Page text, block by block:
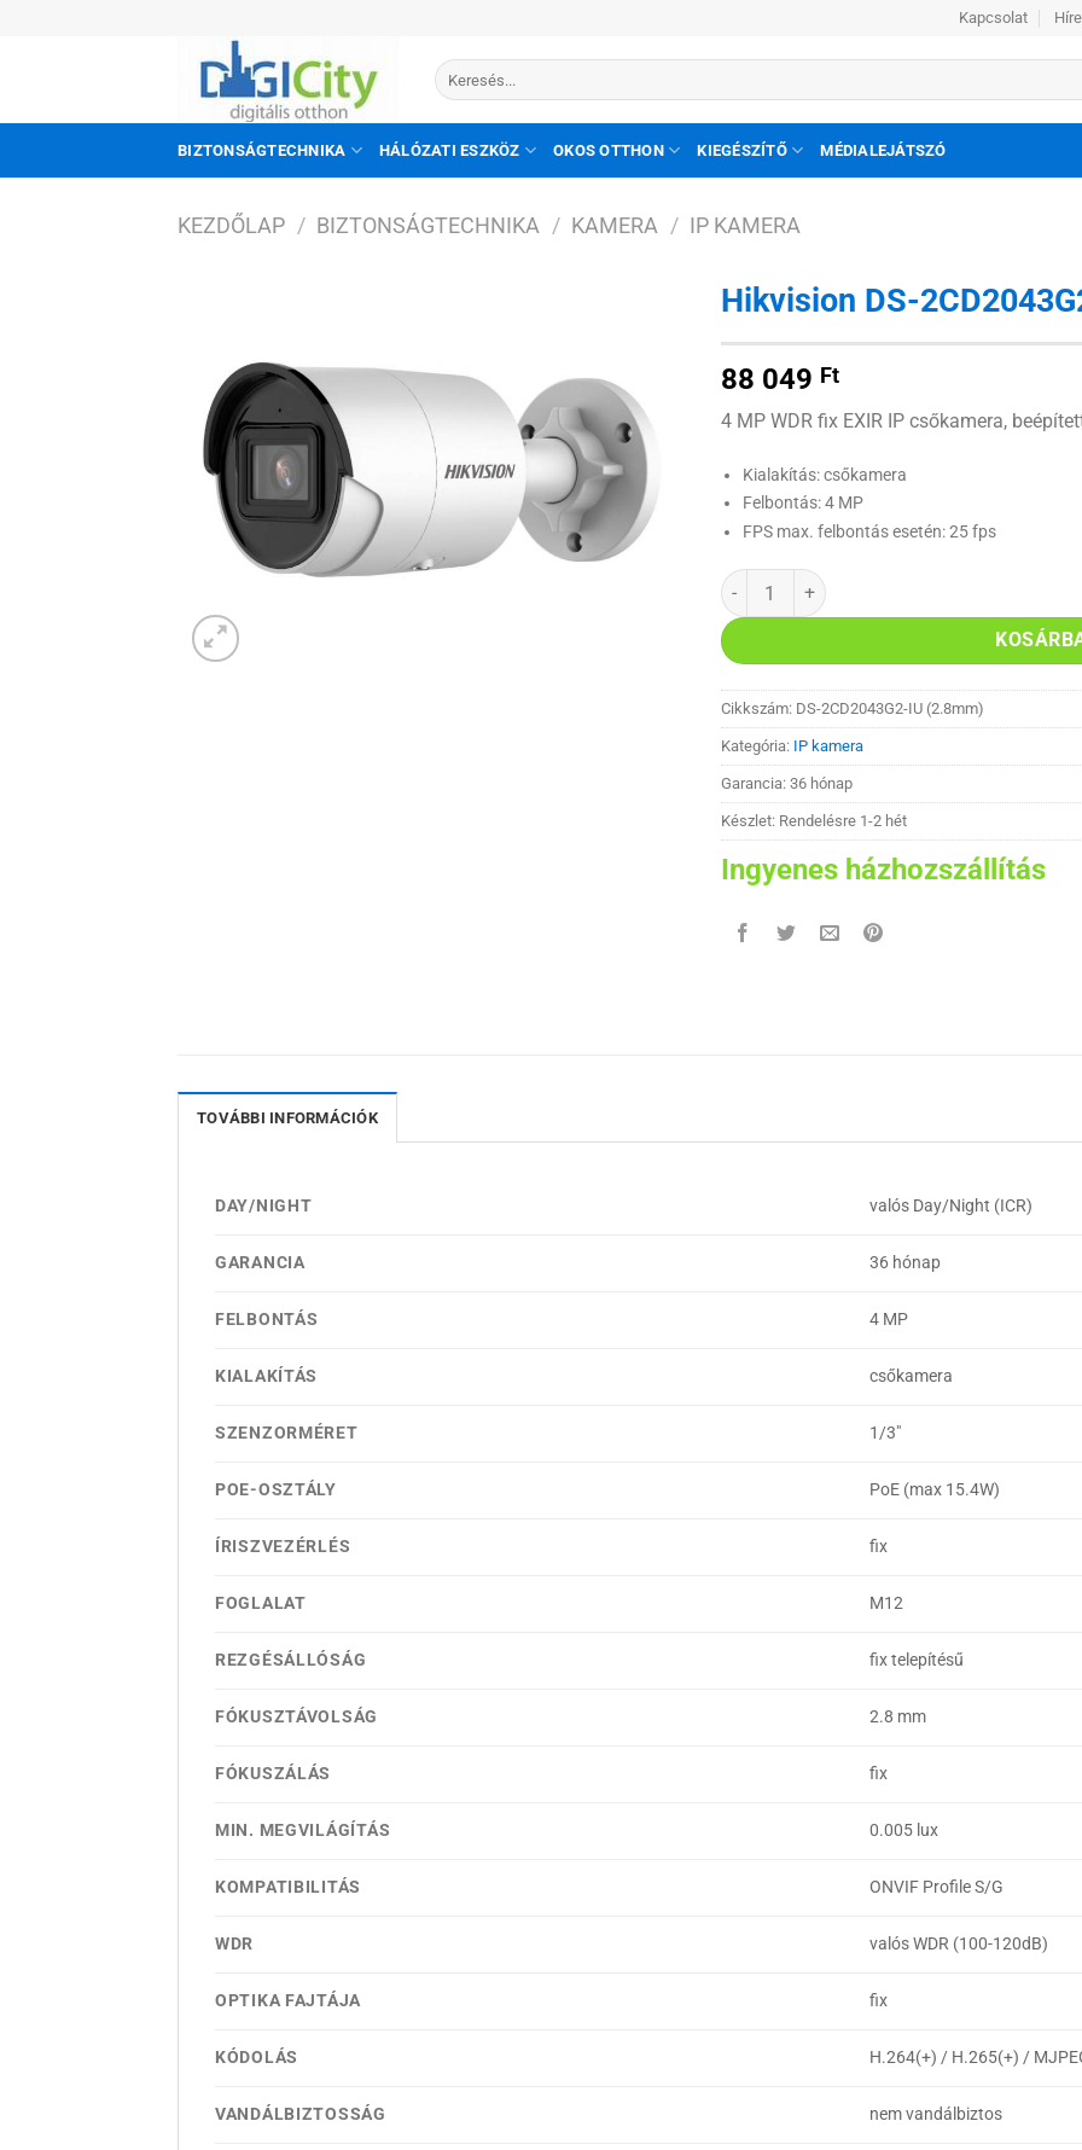
Kapcsolat
Keresés
a
BIZTONSÁGTECHNIKA HÁLÓZATI ESZKÖZ OKOS OTTHON KIEGÉSZÍTŐ MÉDIALEJÁTSZÓ
KEZDŐLAP / BIZTONSÁGTECHNIKA / KAMERA / IP KAMERA
a
kívánságlistához
Hikvision DS-
88 049 Ft
4 MP WDR fix EXIR IP csőkamera,
Kialakítás: csőkamera
Felbontás: 4 MP
FPS max. felbontás esetén: 25 fps
Hikvision DS-2CD2043G2-IU (2.8mm) IP
Cikkszám: DS-2CD2043G2-IU (2.8mm)
Kategória: IP kamera
Garancia: 36 hónap
Készlet: Rendelésre 1-2 hét
Ingyenes házhozszállítás
TOVÁBBI INFORMÁCIÓK
DAY/NIGHT valós Day/Night (ICR)
GARANCIA 36 hónap
FELBONTÁS 4 MP
KIALAKÍTÁS csőkamera
SZENZORMÉRET 1/3"
POE-OSZTÁLY PoE (max 15.4W)
ÍRISZVEZÉRLÉS fix
FOGLALAT M12
REZGÉSÁLLÓSÁG fix telepítésű
FÓKUSZTÁVOLSÁG 2.8 mm
FÓKUSZÁLÁS fix
MIN. MEGVILÁGÍTÁS 0.005 lux
KOMPATIBILITÁS ONVIF Profile S/G
WDR valós WDR (100-120dB)
OPTIKA FAJTÁJA fix
KÓDOLÁS H.264(+) / H.265(+) /
VANDÁLBIZTOSSÁG nem vandálbiztos